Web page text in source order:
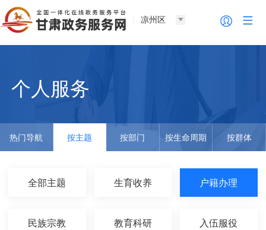
凉州区
个人服务
热门导航 按主题 按部门 按生命周期 按群体
全部主题 生育收养 户籍办理
民族宗教 教育科研 入伍服役